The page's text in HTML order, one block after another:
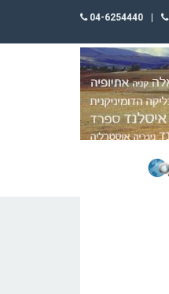
04-6254440